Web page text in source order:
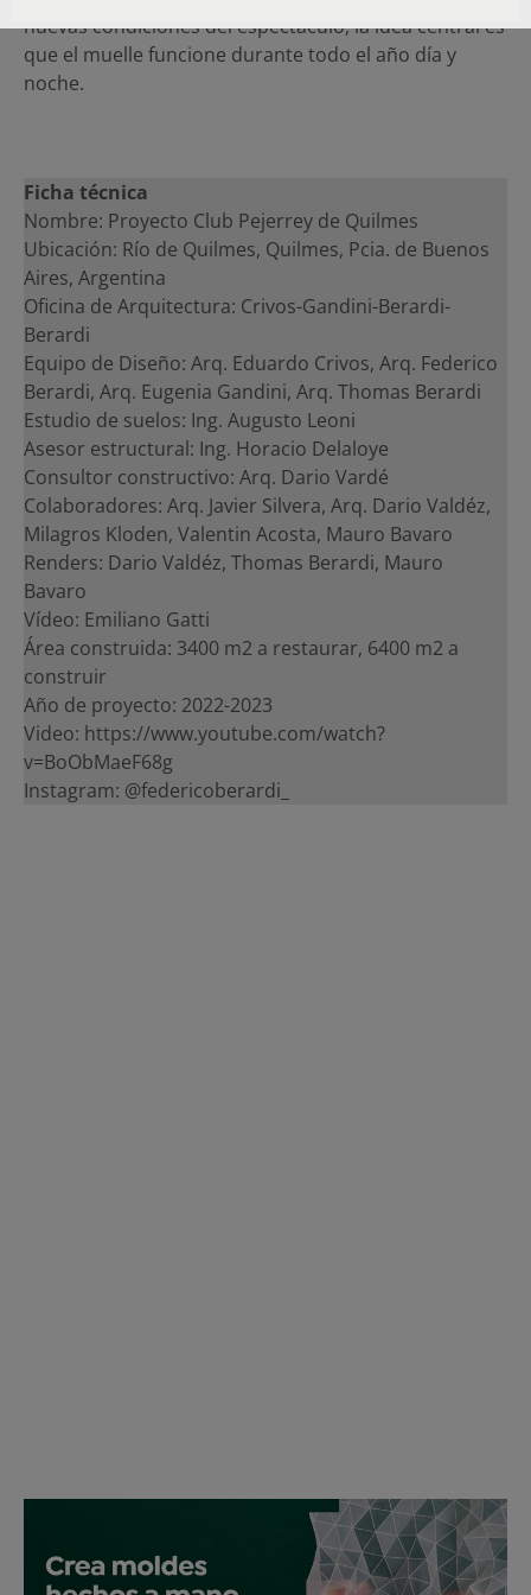
nuevas condiciones del espectáculo, la idea central es
que el muelle funcione durante todo el año día y
noche.
Ficha técnica
Nombre: Proyecto Club Pejerrey de Quilmes
Ubicación: Río de Quilmes, Quilmes, Pcia. de Buenos
Aires, Argentina
Oficina de Arquitectura: Crivos-Gandini-Berardi-
Berardi
Equipo de Diseño: Arq. Eduardo Crivos, Arq. Federico
Berardi, Arq. Eugenia Gandini, Arq. Thomas Berardi
Estudio de suelos: Ing. Augusto Leoni
Asesor estructural: Ing. Horacio Delaloye
Consultor constructivo: Arq. Dario Vardé
Colaboradores: Arq. Javier Silvera, Arq. Dario Valdéz,
Milagros Kloden, Valentin Acosta, Mauro Bavaro
Renders: Dario Valdéz, Thomas Berardi, Mauro
Bavaro
Vídeo: Emiliano Gatti
Área construida: 3400 m2 a restaurar, 6400 m2 a
construir
Año de proyecto: 2022-2023
Video: https://www.youtube.com/watch?
v=BoObMaeF68g
Instagram: @federicoberardi_